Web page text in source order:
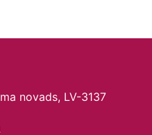
novads, LV-3137